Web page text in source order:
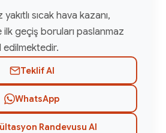
yakıtlı sıcak hava kazanı,
geçiş boruları paslanmaz
edilmektedir.
Teklif Al
WhatsApp
Randevusu Al